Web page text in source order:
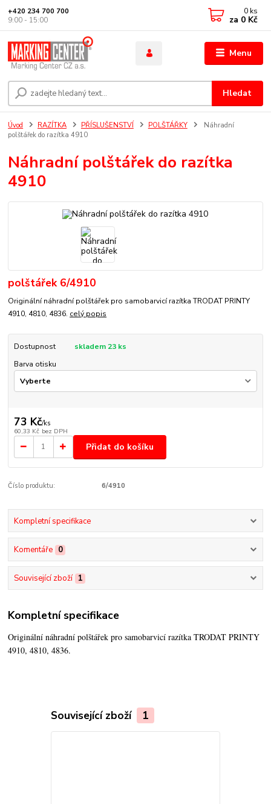
Menu
Hledat
+420 234 700 700
9:00 - 15:00
0 ks
za 0 Kč
Úvod RAZÍTKA PŘÍSLUŠENSTVÍ POLŠTÁŘKY
Náhradní
polštářek do razítka 4910
Náhradní polštářek do razítka
4910
polštářek 6/4910
Originální náhradní polštářek pro samobarvicí razítka TRODAT PRINTY
4910, 4810, 4836. celý popis
Dostupnost
skladem 23 ks
Barva otisku
73 Kč/ks
60,33 Kč bez DPH
Přidat do košíku
Číslo produktu: 6/4910
Kompletní specifikace
Komentáře 0
Související zboží 1
Kompletní specifikace
Originální náhradní polštářek pro samobarvicí razítka TRODAT PRINTY
4910, 4810, 4836.
Související zboží 1